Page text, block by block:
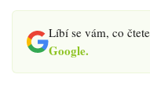
Líbí se vám, co
Google.